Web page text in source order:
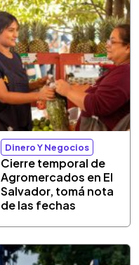
Dinero Y Negocios
Cierre temporal de
Agromercados en El
Salvador, tomá nota
de las fechas